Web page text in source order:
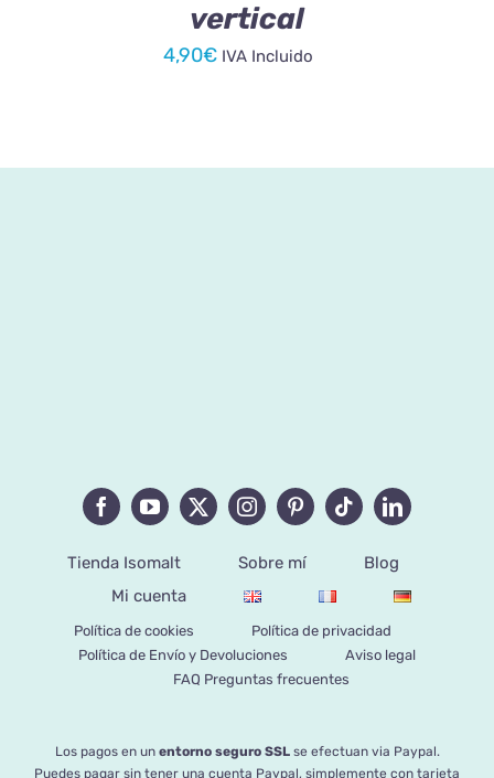
vertical
4,90€ IVA Incluido
Tienda Isomalt Sobre mí
Blog
Mi cuenta
Política de cookies
Política de privacidad
Política de Envío y Devoluciones
Aviso legal
FAQ Preguntas frecuentes
Los pagos en un entorno seguro SSLse efectuan via Paypal.
Puedes pagar sin tener una cuenta Paypal, simplemente con tarjeta